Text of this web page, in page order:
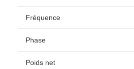
Fréquence
Phase
Poids net